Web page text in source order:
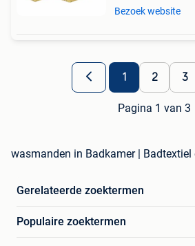
Bezoek website
1 2 3
Pagina 1 van 3
wasmanden in Badkamer | Badtextiel
Gerelateerde zoektermen
Populaire zoektermen